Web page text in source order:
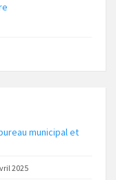
municipal et
2025